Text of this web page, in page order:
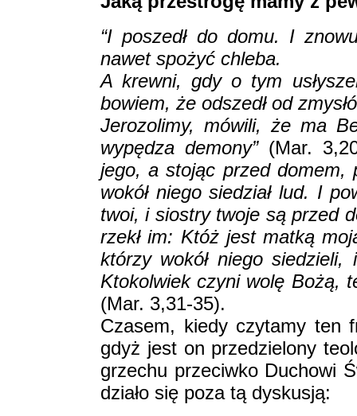
“I poszedł do domu. I
nawet spożyć chleba.
A krewni, gdy o tym
bowiem, że odszedł od
Jerozolimy, mówili, że ma
wypędza demony”(Mar.
jego, a stojąc przed domem,
wokół niego siedział lud. I
twoi, i siostry twoje są przed
rzekł im: Któż jest matką
którzy wokół niego
Ktokolwiek czyni wolę Bożą,
(Mar. 3,31-35).
Czasem, kiedy czytamy ten
gdyż jest on przedzielony
grzechu przeciwko Duchowi
działo się poza tą dyskusją: